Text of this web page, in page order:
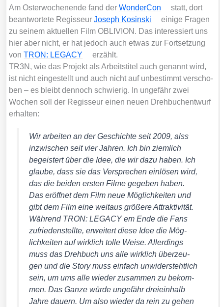
Am Oster­wo­chen­en­de fand derWon­der­Con
statt, dort
beant­wor­te­te Regis­seurJoseph Kos­in­ski
eini­ge Fra­gen
zu sei­nem aktu­el­len Film OBLIVION. Das inter­es­siert uns
hier aber nicht, er hat jedoch auch etwas zur Fort­set­zung
vonTRON: LEGACY
erzählt.
TR3N, wie das Pro­jekt als Arbeits­ti­tel auch genannt wird,
ist nicht ein­ge­stellt und auch nicht auf unbe­stimmt ver­scho­
ben – es bleibt den­noch schwie­rig. In unge­fähr zwei
Wochen soll der Regis­seur einen neu­en Dreh­buch­ent­wurf
erhal­ten:
Wir arbei­ten an der Geschich­te seit 2009, alss
inzwi­schen seit vier Jah­ren. Ich bin ziem­lich
begeis­tert über die Idee, die wir dazu haben. Ich
glau­be, dass sie das Ver­spre­chen ein­lö­sen wird,
das die bei­den ers­ten Fil­me gege­ben haben.
Das eröff­net dem Film neue Mög­lich­kei­ten und
gibt dem Film eine weit­aus grö­ße­re Attrak­ti­vi­tät.
Wäh­rend TRON: LEGACY em Ende die Fans
zufrie­den­stell­te, erwei­tert die­se Idee die Mög­
lich­kei­ten auf wirk­lich tol­le Wei­se. Aller­dings
muss das Dreh­buch uns alle wirk­lich über­zeu­
gen und die Sto­ry muss ein­fach unwi­der­steht­lich
sein, um ums alle wie­der zusam­men zu bekom­
men. Das Gan­ze wür­de unge­fähr drei­ein­halb
Jah­re dau­ern. Um also wie­der da rein zu gehen